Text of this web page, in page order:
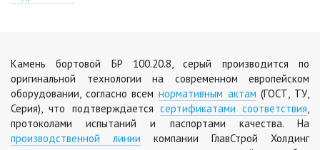
Камень бортовой БР 100.20.8, серый производится по
оригинальной технологии на современном европейском
оборудовании, согласно всем нормативным актам (ГОСТ, ТУ,
Серия), что подтверждается сертификатами соответствия
протоколами испытаний и паспортами качества. На
производственной линии компании ГлавСтрой Холдинг